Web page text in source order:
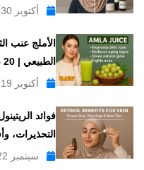
أكتوبر 30, 2025
الأملج عنب
الطبيعي | 20 ضعف فيتامين سي
أكتوبر 19, 2025
فوائد
التحذيرات،
سبتمبر 22, 2025